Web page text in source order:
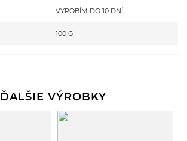
VYROBÍM DO 10 DNÍ
100 G
ĎALŠIE VÝROBKY